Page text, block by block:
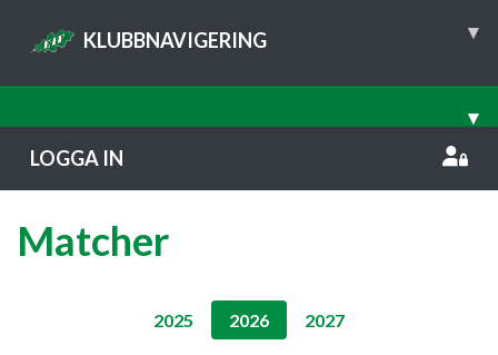
KLUBBNAVIGERING ▾
▾
LOGGA IN
Matcher
2025 2026 2027